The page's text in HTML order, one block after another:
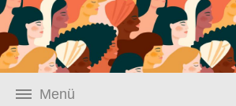
Menü